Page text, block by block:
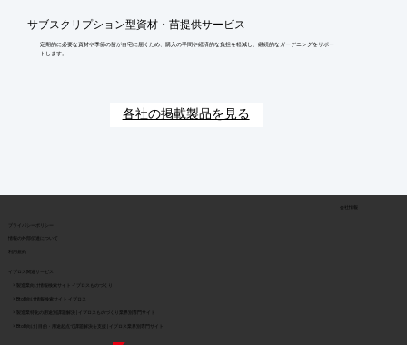
サブスクリプション型資材・苗提供サービス
定期的に必要な資材や季節の苗が自宅に届くため、購入の手間や経済的な負担を軽減し、継続的なガーデニングをサポー
トします。
各社の掲載製品を見る
​プライバシーポリシー
​情報の外部伝達について
利用規約
会社情報
イプロス関連サービス
> 製造業向け情報検索サイト イプロスものづくり
> BtoB向け | 目的・用途起点で課題解決を支援 | イプロス業界別専門サイト
> BtoB向け情報検索サイト イプロス
> 製造業特化の用途別課題解決 | イプロスものづくり業界別専門サイト